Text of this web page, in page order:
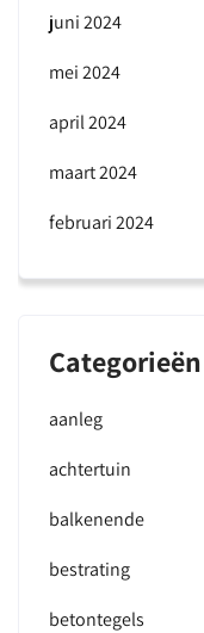
juni 2024
mei 2024
april 2024
maart 2024
februari 2024
Categorieën
aanleg
achtertuin
balkenende
bestrating
betontegels